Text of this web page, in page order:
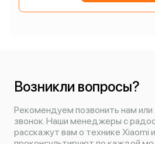
Возникли вопросы?
Рекомендуем позвонить нам или
звонок. Наши менеджеры с
расскажут вам о технике Xiaomi